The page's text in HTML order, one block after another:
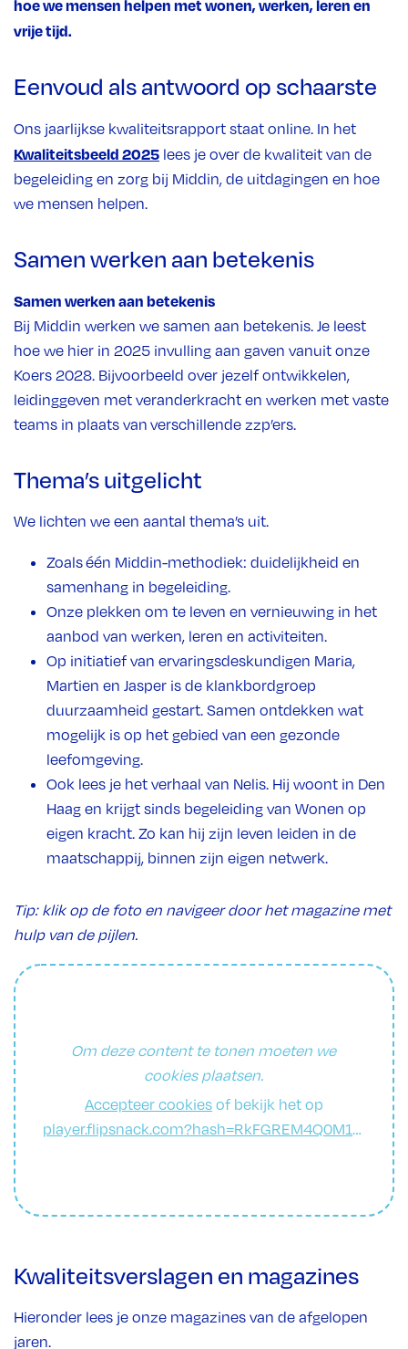
hoe we mensen helpen met wonen, werken, leren en
vrije tijd.
Eenvoud als antwoord op schaarste
Ons jaarlijkse kwaliteitsrapport staat online. In het
Kwaliteitsbeeld 2025 lees je over de kwaliteit van de
begeleiding en zorg bij Middin, de uitdagingen en hoe
we mensen helpen.
Samen werken aan betekenis
Samen werken aan betekenis
Bij Middin werken we samen aan betekenis. Je leest
hoe we hier in 2025 invulling aan gaven vanuit onze
Koers 2028. Bijvoorbeeld over jezelf ontwikkelen,
leidinggeven met veranderkracht en werken met vaste
teams in plaats van verschillende zzp’ers.
Thema’s uitgelicht
We lichten we een aantal thema’s uit.
Zoals één Middin-methodiek: duidelijkheid en
samenhang in begeleiding.
Onze plekken om te leven en vernieuwing in het
aanbod van werken, leren en activiteiten.
Op initiatief van ervaringsdeskundigen Maria,
Martien en Jasper is de klankbordgroep
duurzaamheid gestart. Samen ontdekken wat
mogelijk is op het gebied van een gezonde
leefomgeving.
Ook lees je het verhaal van Nelis. Hij woont in Den
Haag en krijgt sinds begeleiding van Wonen op
eigen kracht. Zo kan hij zijn leven leiden in de
maatschappij, binnen zijn eigen netwerk.
Tip: klik op de foto en navigeer door het magazine met
hulp van de pijlen.
Om deze content te tonen moeten we
cookies plaatsen.
Accepteer cookiesof bekijk het op
player.flipsnack.com?hash=RkFGREM4Q0M1QTgrem5xYmYwM2hwOA==
Kwaliteitsverslagen en magazines
Hieronder lees je onze magazines van de afgelopen
jaren.